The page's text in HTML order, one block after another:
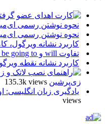
نحوه نوشتن رسمی
نحوه نوشتن رسمی
کاربرد نشانه ویرگول،
تفاوت will و be going to در زبان انگلیسی
کاربرد نشانه نقطه
زی‌پرشین 135.3k views
یادگیری زبان انگلیسی:
views